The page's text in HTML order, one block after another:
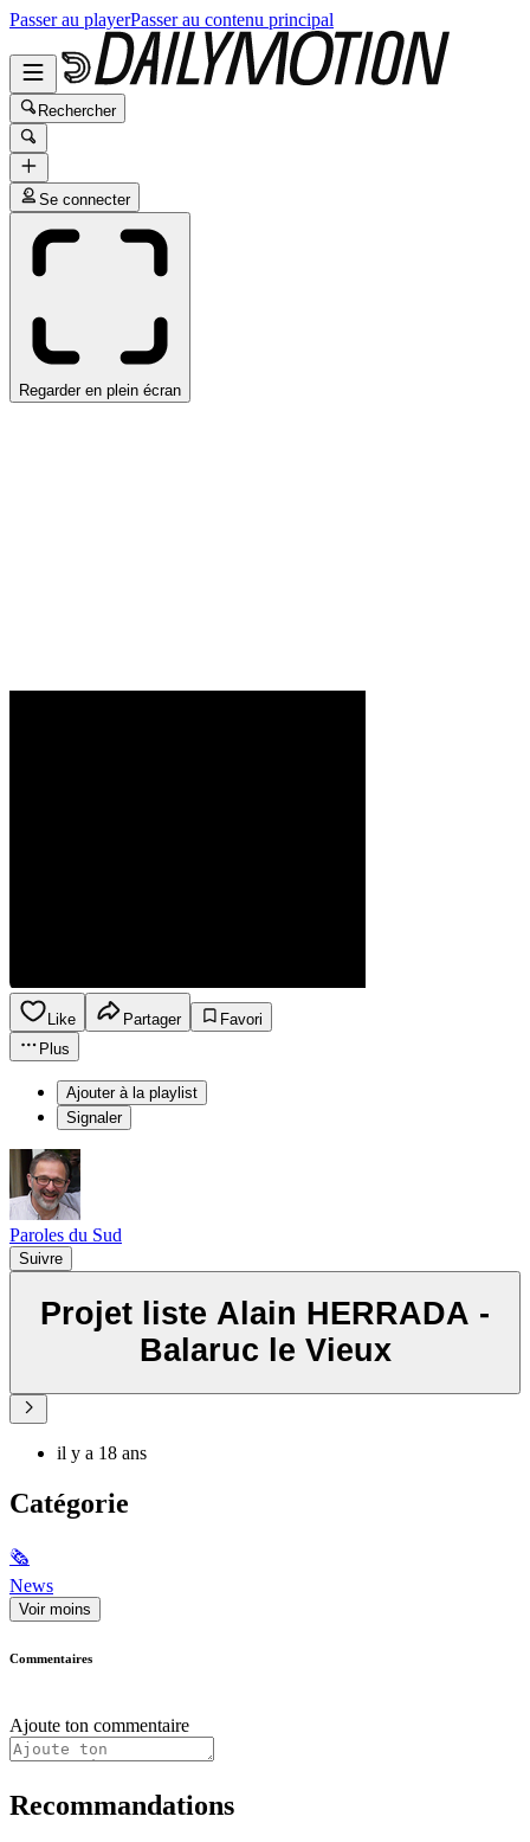
Passer au playerPasser au contenu principal
Rechercher
Se connecter
Regarder en plein écran
Like Partager
Favori
Plus
Ajouter à la playlist
Signaler
Paroles du Sud
Suivre
Projet liste Alain HERRADA -
Balaruc le Vieux
il y a 18 ans
Catégorie
🗞
News
Voir moins
Commentaires
Ajoute ton commentaire
Recommandations